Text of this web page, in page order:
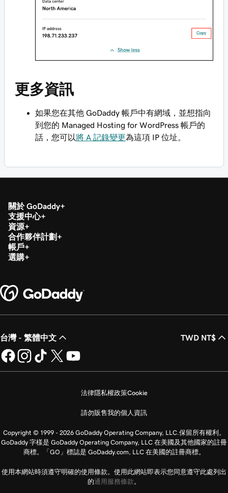
更多資訊
如果您在其他 GoDaddy 帳戶中有網域，並想指向
到您的 Managed Hosting for WordPress 帳戶的
話，您可以 將 A 記錄變更為這項 IP 位址。
關於 GoDaddy
支援中心
資源
合作夥伴計劃
帳戶
選購
台灣 - 繁體中文 TWD NT$
法律隱私權政策Cookie
請勿販售我的個人資訊
Copyright © 1999 - 2026 GoDaddy Operating Company, LLC.保留所有權利。
GoDaddy 字樣是 GoDaddy Operating Company, LLC 在美國及其他國家的註冊
商標。「GO」標誌是 GoDaddy.com, LLC 在美國的註冊商標。
使用本網站時須遵守明確的使用條款。使用此網站即表示您同意遵守此處列出
的通用服務條款 。